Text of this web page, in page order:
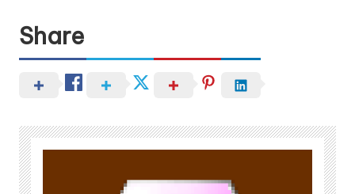
Share